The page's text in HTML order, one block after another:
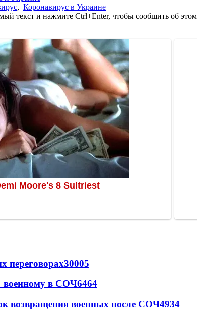
, Коронавирус в Украине
текст и нажмите Ctrl+Enter, чтобы сообщить об
переговорах30005
в СОЧ6464
возвращения военных после СОЧ4934